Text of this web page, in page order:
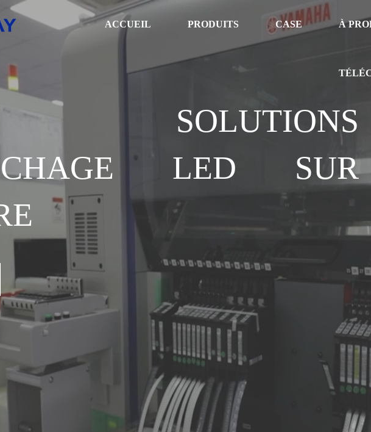
ACCUEIL PRODUITS CASE À
SOLUTIONS
LED SUR